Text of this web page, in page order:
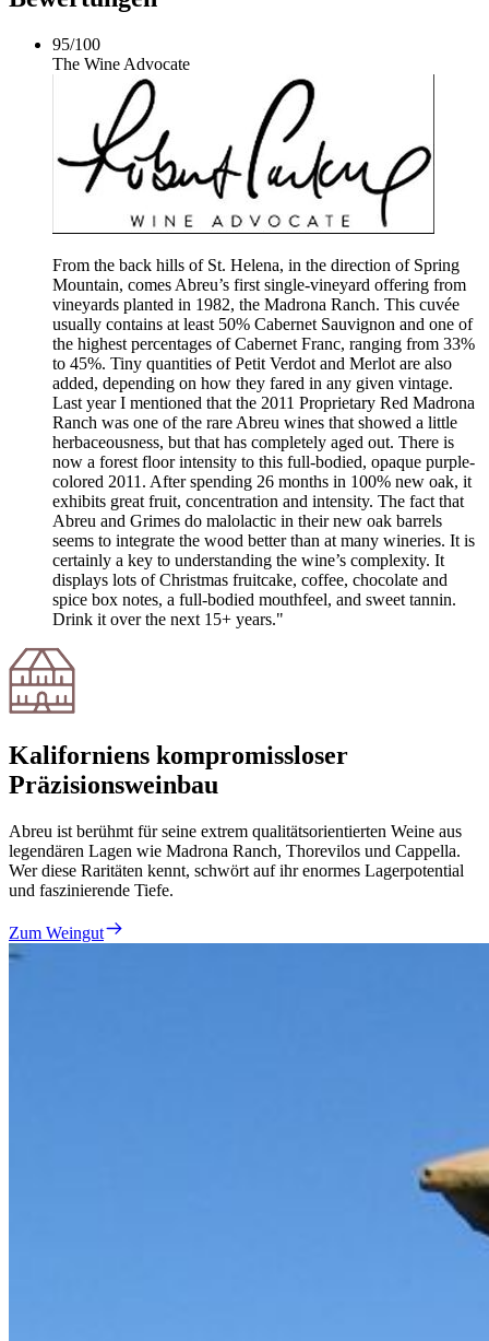
95/100
The Wine Advocate
From the back hills of St. Helena, in the direction of Spring
Mountain, comes Abreu’s first single-vineyard offering from
vineyards planted in 1982, the Madrona Ranch. This cuvée
usually contains at least 50% Cabernet Sauvignon and one of
the highest percentages of Cabernet Franc, ranging from 33%
to 45%. Tiny quantities of Petit Verdot and Merlot are also
added, depending on how they fared in any given vintage.
Last year I mentioned that the 2011 Proprietary Red Madrona
Ranch was one of the rare Abreu wines that showed a little
herbaceousness, but that has completely aged out. There is
now a forest floor intensity to this full-bodied, opaque purple-
colored 2011. After spending 26 months in 100% new oak, it
exhibits great fruit, concentration and intensity. The fact that
Abreu and Grimes do malolactic in their new oak barrels
seems to integrate the wood better than at many wineries. It is
certainly a key to understanding the wine’s complexity. It
displays lots of Christmas fruitcake, coffee, chocolate and
spice box notes, a full-bodied mouthfeel, and sweet tannin.
Drink it over the next 15+ years."
Kaliforniens kompromissloser
Präzisionsweinbau
Abreu ist berühmt für seine extrem qualitätsorientierten Weine aus
legendären Lagen wie Madrona Ranch, Thorevilos und Cappella.
Wer diese Raritäten kennt, schwört auf ihr enormes Lagerpotential
und faszinierende Tiefe.
Zum Weingut